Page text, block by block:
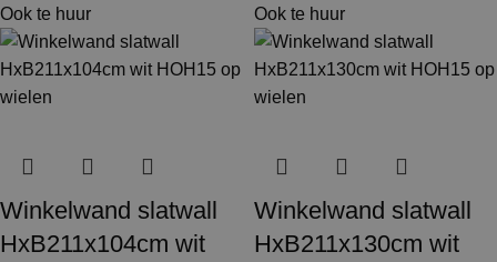
Ook te huur
Winkelwand slatwall
HxB211x104cm wit
Ook te huur
Winkelwand slatwall
HxB211x130cm wit